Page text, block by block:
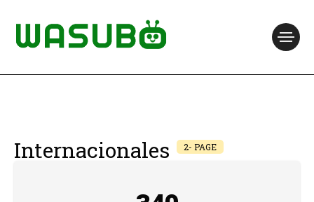
Internacionales 2- PAGE